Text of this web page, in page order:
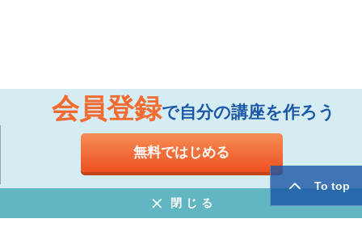
To top
会員登録で自分の講座を作ろう
無料ではじめる
閉じる